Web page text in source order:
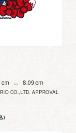
8.09
CO.,LTD. APPROVAL